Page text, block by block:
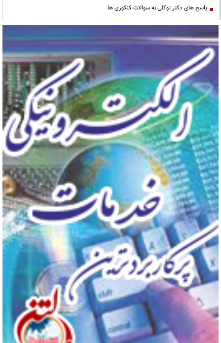
پاسخ های دکتر توکلی به سوالات کنکوری ها